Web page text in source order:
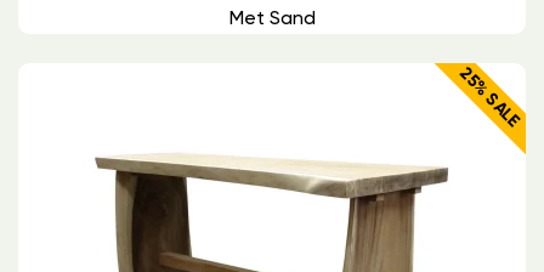
Met Sand
25% SALE